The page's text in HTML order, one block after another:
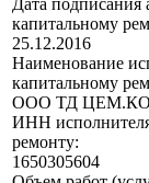
Дата подписания
капитальному
25.12.2016
Наименование
капитальному
ООО ТД ЦЕМ.КО
ИНН
ремонту:
1650305604